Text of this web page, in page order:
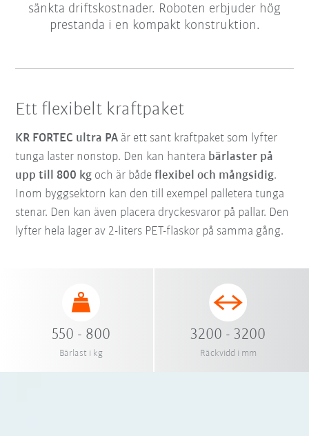
sänkta driftskostnader. Roboten erbjuder hög
prestanda i en kompakt konstruktion.
Ett flexibelt kraftpaket
KR FORTEC ultra PA är ett sant kraftpaket som lyfter
tunga laster nonstop. Den kan hantera bärlaster på
upp till 800 kg och är bådeflexibel och mångsidig.
Inom byggsektorn kan den till exempel palletera tunga
stenar. Den kan även placera dryckesvaror på pallar. Den
lyfter hela lager av 2-liters PET-flaskor på samma gång.
550 - 800
Bärlast i kg
3200 - 3200
Räckvidd i mm